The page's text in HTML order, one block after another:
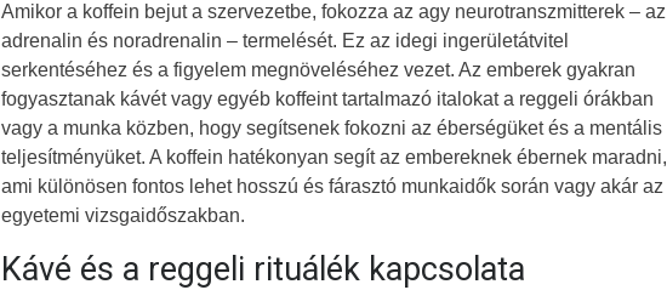
Amikor a koffein bejut a szervezetbe, fokozza az agy neurotranszmitterek – az
adrenalin és noradrenalin – termelését. Ez az idegi ingerületátvitel
serkentéséhez és a figyelem megnöveléséhez vezet. Az emberek gyakran
fogyasztanak kávét vagy egyéb koffeint tartalmazó italokat a reggeli órákban
vagy a munka közben, hogy segítsenek fokozni az éberségüket és a mentális
teljesítményüket. A koffein hatékonyan segít az embereknek ébernek maradni,
ami különösen fontos lehet hosszú és fárasztó munkaidők során vagy akár az
egyetemi vizsgaidőszakban.
Kávé és a reggeli rituálék kapcsolata